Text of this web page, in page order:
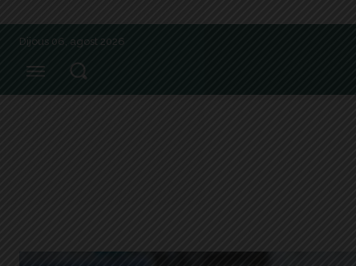
Dijous 06, agost 2026